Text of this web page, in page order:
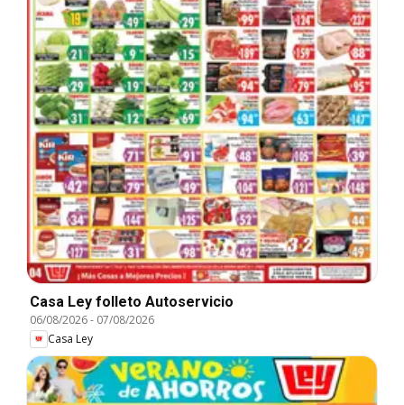
Casa Ley folleto Autoservicio
06/08/2026- 07/08/2026
Casa Ley